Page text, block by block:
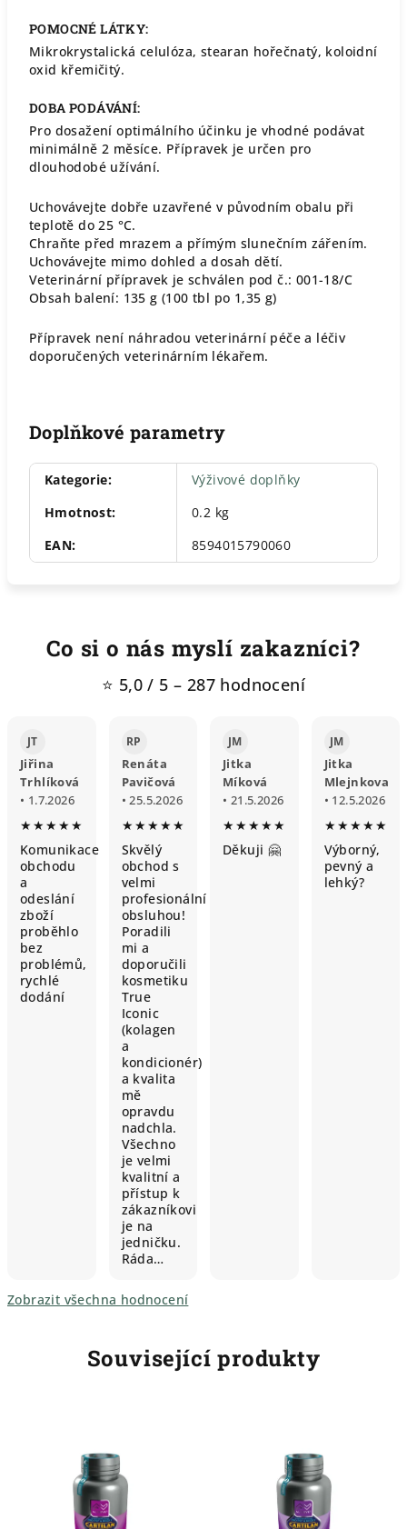
POMOCNÉ LÁTKY:
Mikrokrystalická celulóza, stearan hořečnatý, koloidní
oxid křemičitý.
DOBA PODÁVÁNÍ:
Pro dosažení optimálního účinku je vhodné podávat
minimálně 2 měsíce. Přípravek je určen pro
dlouhodobé užívání.
Uchovávejte dobře uzavřené v původním obalu při
teplotě do 25 °C.
Chraňte před mrazem a přímým slunečním zářením.
Uchovávejte mimo dohled a dosah dětí.
Veterinární přípravek je schválen pod č.: 001-18/C
Obsah balení: 135 g (100 tbl po 1,35 g)
Přípravek není náhradou veterinární péče a léčiv
doporučených veterinárním lékařem.
Doplňkové parametry
Kategorie:
Výživové doplňky
Hmotnost:
0.2 kg
EAN: 8594015790060
Co si o nás myslí zakazníci?
⭐ 5,0 / 5 – 287 hodnocení
JT
Jiřina
Trhlíková
• 1.7.2026
★★★★★
Komunikace
obchodu
a
odeslání
zboží
proběhlo
bez
problémů,
rychlé
dodání
RP
Renáta
Pavičová
• 25.5.2026
★★★★★
Skvělý
obchod s
velmi
profesionální
obsluhou!
Poradili
mi a
doporučili
kosmetiku
True
Iconic
(kolagen
a
kondicionér)
a kvalita
mě
opravdu
nadchla.
Všechno
je velmi
kvalitní a
přístup k
zákazníkovi
je na
jedničku.
Ráda…
JM
Jitka
Míková
• 21.5.2026
★★★★★
Děkuji 🤗
JM
Jitka
Mlejnkova
• 12.5.2026
★★★★★
Výborný,
pevný a
lehký?
Zobrazit všechna hodnocení
Související produkty